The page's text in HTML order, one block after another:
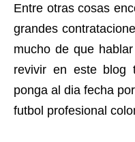
Entre otras cosas
grandes
mucho de que
revivir en este blog
ponga al dia fecha
futbol profesional